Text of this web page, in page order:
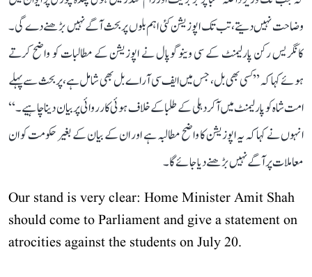
وضاحت نہیں دیتے، تب تک اپوزیشن کئی اہم بلوں پر بحث آگے نہیں بڑھنے دے گی۔
کانگریس رکن پارلیمنٹ کے سی وینوگوپال نے اپوزیشن کے مطالبات کو واضح کرتے
ہوئے کہا کہ ’’کسی بھی بل، جس میں ایف سی آر اے بل بھی شامل ہے، پر بحث سے پہلے
امت شاہ کو پارلیمنٹ میں آکر دہلی کے طلبا کے خلاف ہوئی کارروائی پر بیان دینا چاہیے۔‘‘
انہوں نے کہا کہ یہ اپوزیشن کا واضح مطالبہ ہے اور ان کے بیان کے بغیر حکومت کو ان
معاملات پر آگے نہیں بڑھنے دیا جائے گا۔
Our stand is very clear: Home Minister Amit Shah
should come to Parliament and give a statement on
atrocities against the students on July 20.